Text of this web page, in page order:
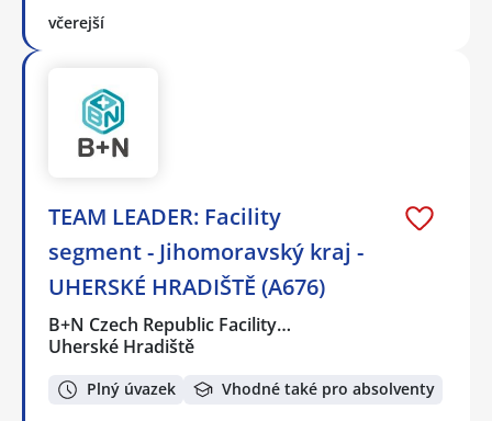
včerejší
TEAM LEADER: Facility
segment - Jihomoravský kraj -
UHERSKÉ HRADIŠTĚ (A676)
B+N Czech Republic Facility…
Uherské Hradiště
Plný úvazek Vhodné také pro absolventy